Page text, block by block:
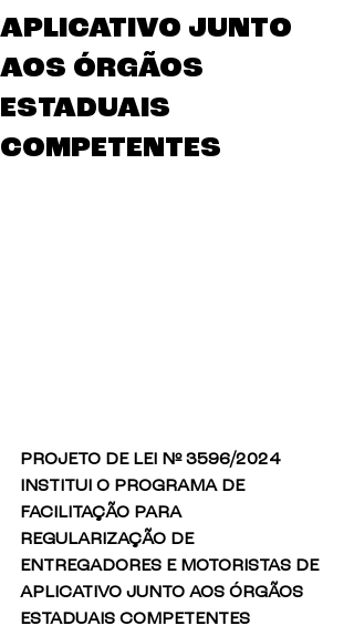
APLICATIVO JUNTO
AOS ÓRGÃOS
ESTADUAIS
COMPETENTES
PROJETO DE LEI Nº 3596/2024
INSTITUI O PROGRAMA DE
FACILITAÇÃO PARA
REGULARIZAÇÃO DE
ENTREGADORES E MOTORISTAS DE
APLICATIVO JUNTO AOS ÓRGÃOS
ESTADUAIS COMPETENTES